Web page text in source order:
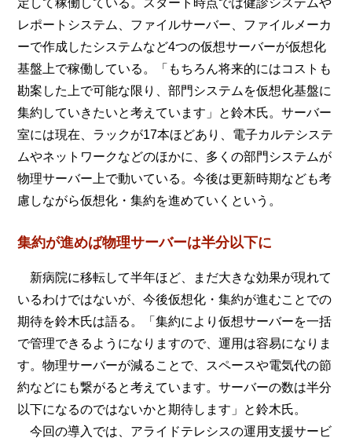
定して稼働している。スタート時点では健診システムや
レポートシステム、ファイルサーバー、ファイルメーカ
ーで作成したシステムなど4つの仮想サーバーが仮想化
基盤上で稼働している。「もちろん将来的にはコストも
勘案した上で可能な限り、部門システムを仮想化基盤に
集約していきたいと考えています」と鈴木氏。サーバー
室には現在、ラックが17本ほどあり、電子カルテシステ
ムやネットワークなどのほかに、多くの部門システムが
物理サーバー上で動いている。今後は更新時期なども考
慮しながら仮想化・集約を進めていくという。
集約が進めば物理サーバーは半分以下に
新病院に移転して半年ほど、まだ大きな効果が現れて
いるわけではないが、今後仮想化・集約が進むことでの
期待を鈴木氏は語る。「集約により仮想サーバーを一括
で管理できるようになりますので、運用は容易になりま
す。物理サーバーが減ることで、スペースや電気代の節
約などにも繋がると考えています。サーバーの数は半分
以下になるのではないかと期待します」と鈴木氏。
今回の導入では、アライドテレシスの運用支援サービ